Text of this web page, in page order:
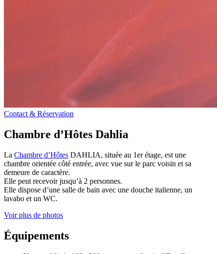
Contact & Réservation
Chambre d’Hôtes Dahlia
La Chambre d’Hôtes DAHLIA, située au 1er étage, est une
chambre orientée côté entrée, avec vue sur le parc voisin et sa
demeure de caractère.
Elle peut recevoir jusqu’à 2 personnes.
Elle dispose d’une salle de bain avec une douche italienne, un
lavabo et un WC.
Voir plus de photos
Équipements